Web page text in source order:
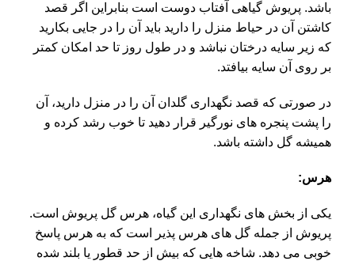
باشد. پریوش گیاهی آفتاب دوست است بنابراین اگر قصد
کاشتن آن در حیاط منزل را دارید باید آن را در جایی بکارید
که زیر سایه درختان نباشد و در طول روز تا حد امکان کمتر
بر روی آن سایه بیافتد.
در صورتی که قصد نگهداری گلدان آن را در منزل دارید، آن
را پشت پنجره های نورگیر قرار دهید تا خوب رشد کرده و
همیشه گل داشته باشد.
هرس:
یکی از بخش های نگهداری این گیاه، هرس گل پریوش است.
پریوش از جمله گل های هرس پذیر است که به هرس پاسخ
خوبی می دهد. شاخه هایی که بیش از حد قطور یا بلند شده